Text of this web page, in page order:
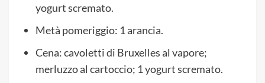
yogurt scremato.
Metà pomeriggio: 1 arancia.
Cena: cavoletti di Bruxelles al vapore;
merluzzo al cartoccio; 1 yogurt scremato.